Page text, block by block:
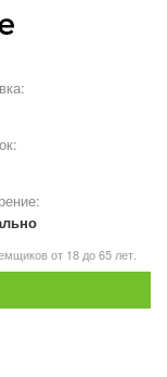
от 18 до 65 лет.